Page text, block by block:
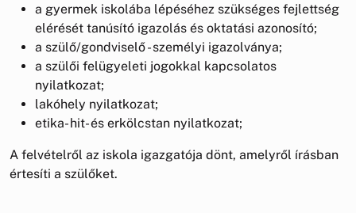
a gyermek iskolába lépéséhez szükséges fejlettség
elérését tanúsító igazolás és oktatási azonosító;
a szülő/gondviselő - személyi igazolványa;
a szülői felügyeleti jogokkal kapcsolatos
nyilatkozat;
lakóhely nyilatkozat;
etika- hit- és erkölcstan nyilatkozat;
A felvételről az iskola igazgatója dönt, amelyről írásban
értesíti a szülőket.